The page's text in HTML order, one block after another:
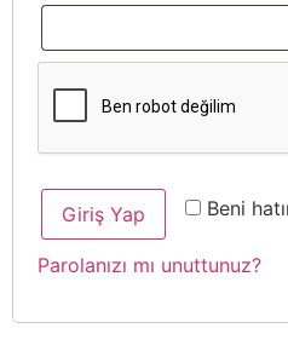
Beni
Giriş Yap
Parolanızı mı unuttunuz?